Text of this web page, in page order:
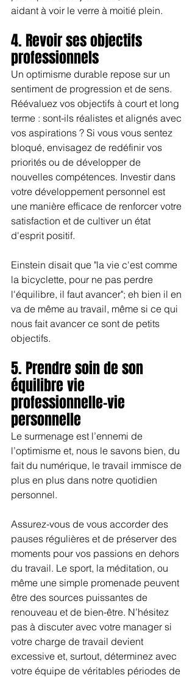
aidant à voir le verre à moitié plein.
4. Revoir ses objectifs
professionnels
Un optimisme durable repose sur un
sentiment de progression et de sens.
Réévaluez vos objectifs à court et long
terme : sont-ils réalistes et alignés avec
vos aspirations ? Si vous vous sentez
bloqué, envisagez de redéfinir vos
priorités ou de développer de
nouvelles compétences. Investir dans
votre développement personnel est
une manière efficace de renforcer votre
satisfaction et de cultiver un état
d'esprit positif.
Einstein disait que "la vie c'est comme
la bicyclette, pour ne pas perdre
l'équilibre, il faut avancer"; eh bien il en
va de même au travail, même si ce qui
nous fait avancer ce sont de petits
objectifs.
5. Prendre soin de son
équilibre vie
professionnelle-vie
personnelle
Le surmenage est l’ennemi de
l’optimisme et, nous le savons bien, du
fait du numérique, le travail immisce de
plus en plus dans notre quotidien
personnel.
Assurez-vous de vous accorder des
pauses régulières et de préserver des
moments pour vos passions en dehors
du travail. Le sport, la méditation, ou
même une simple promenade peuvent
être des sources puissantes de
renouveau et de bien-être. N’hésitez
pas à discuter avec votre manager si
votre charge de travail devient
excessive et, surtout, déterminez avec
votre équipe de véritables périodes de